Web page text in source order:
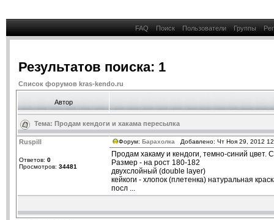
FAQ Поиск Пользователи Группы
Результатов поиска: 1
Список форумов kras-kendo.ru
Автор
Тема: Продам кендоги и хакама пересылка
Ruspill
Ответов: 0
Просмотров: 34481
Форум: Барахолка Добавлено: Чт Ноя 29, 2012
Продам хакаму и кендоги, темно-синий цвет.
Размер - на рост 180-182
двухслойный (double layer)
кейкоги - хлопок (плетенка) натуральная
посл ...